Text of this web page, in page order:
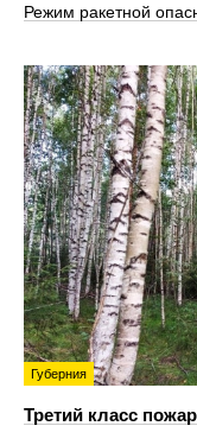
Режим ракетной
Губерния
Третий класс